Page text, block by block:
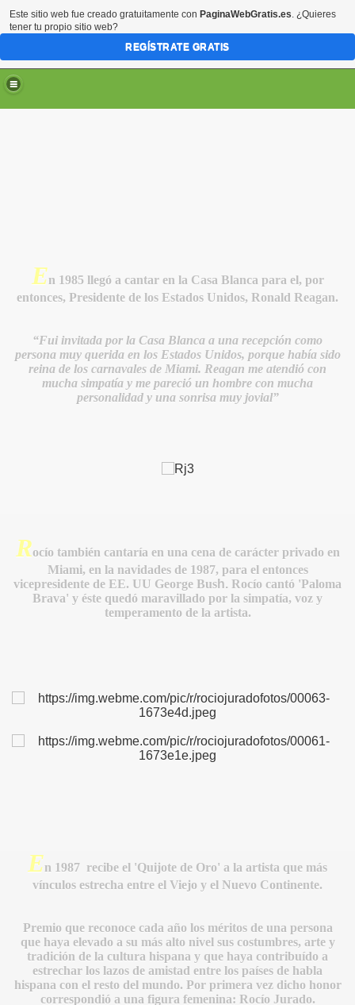
En 1985 llegó a cantar en la Casa Blanca para el, por
entonces, Presidente de los Estados Unidos, Ronald Reagan.
“Fui invitada por la Casa Blanca a una recepción como
persona muy querida en los Estados Unidos, porque había sido
reina de los carnavales de Miami. Reagan me atendió con
mucha simpatía y me pareció un hombre con mucha
personalidad y una sonrisa muy jovial”
Rocío también cantaría en una cena de carácter privado en
Miami, en la navidades de 1987, para el entonces
vicepresidente de EE. UU George Bush. Rocío cantó 'Paloma
Brava' y éste quedó maravillado por la simpatía, voz y
temperamento de la artista.
En 1987 recibe el 'Quijote de Oro' a la artista que más
vínculos estrecha entre el Viejo y el Nuevo Continente.
Premio que reconoce cada año los méritos de una persona
que haya elevado a su más alto nivel sus costumbres, arte y
tradición de la cultura hispana y que haya contribuído a
estrechar los lazos de amistad entre los países de habla
hispana con el resto del mundo. Por primera vez dicho honor
correspondió a una figura femenina: Rocío Jurado.
Este sitio web fue creado gratuitamente con PaginaWebGratis.es. ¿Quieres
tener tu propio sitio web?
REGÍSTRATE GRATIS